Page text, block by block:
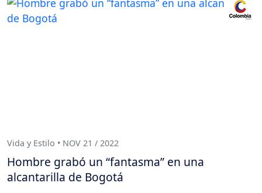
Vida y Estilo • NOV 21 / 2022
Hombre grabó un “fantasma” en una
alcantarilla de Bogotá